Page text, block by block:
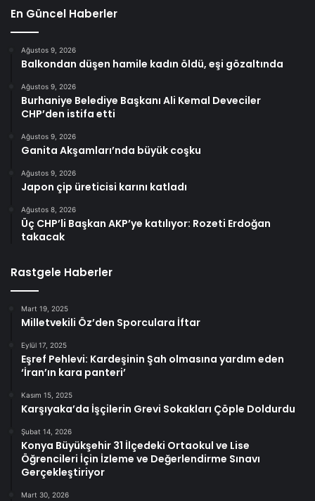
En Güncel Haberler
Ağustos 9, 2026
Balkondan düşen hamile kadın öldü, eşi gözaltında
Ağustos 9, 2026
Burhaniye Belediye Başkanı Ali Kemal Deveciler
CHP’den istifa etti
Ağustos 9, 2026
Ganita Akşamları’nda büyük coşku
Ağustos 9, 2026
Japon çip üreticisi karını katladı
Ağustos 8, 2026
Üç CHP’li Başkan AKP’ye katılıyor: Rozeti Erdoğan
takacak
Rastgele Haberler
Mart 19, 2025
Milletvekili Öz’den Sporculara İftar
Eylül 17, 2025
Eşref Pehlevi: Kardeşinin Şah olmasına yardım eden
‘İran’ın kara panteri’
Kasım 15, 2025
Karşıyaka’da İşçilerin Grevi Sokakları Çöple Doldurdu
Şubat 14, 2026
Konya Büyükşehir 31 İlçedeki Ortaokul ve Lise
Öğrencileri İçin İzleme ve Değerlendirme Sınavı
Gerçekleştiriyor
Mart 30, 2026